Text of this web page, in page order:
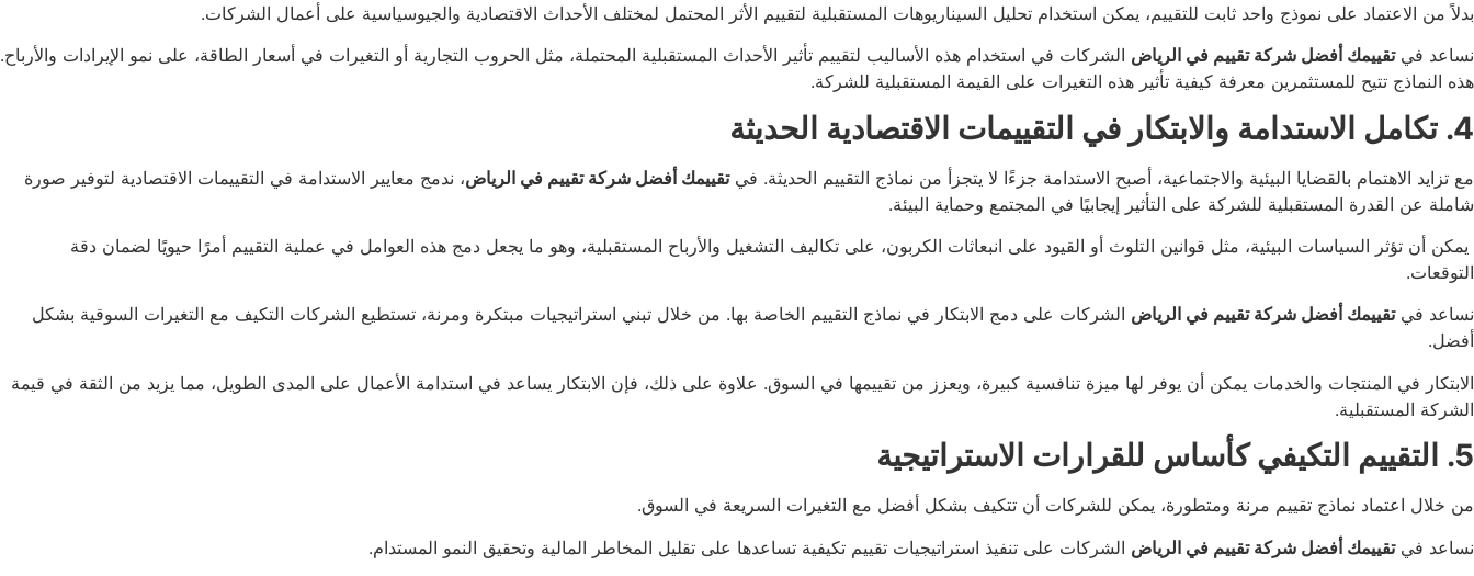
بدلاً من الاعتماد على نموذج واحد ثابت للتقييم، يمكن استخدام تحليل السيناريوهات المستقبلية لتقييم الأثر المحتمل لمختلف الأحداث الاقتصادية والجيوسياسية على أعمال الشركات.
نساعد فيتقييمك أفضل شركة تقييم في الرياض الشركات في استخدام هذه الأساليب لتقييم تأثير الأحداث المستقبلية المحتملة، مثل الحروب التجارية أو التغيرات في أسعار الطاقة، على نمو الإيرادات والأرباح.
هذه النماذج تتيح للمستثمرين معرفة كيفية تأثير هذه التغيرات على القيمة المستقبلية للشركة.
4. تكامل الاستدامة والابتكار في التقييمات الاقتصادية الحديثة
مع تزايد الاهتمام بالقضايا البيئية والاجتماعية، أصبح الاستدامة جزءًا لا يتجزأ من نماذج التقييم الحديثة. فيتقييمك أفضل شركة تقييم في الرياض، ندمج معايير الاستدامة في التقييمات الاقتصادية لتوفير صورة
شاملة عن القدرة المستقبلية للشركة على التأثير إيجابيًا في المجتمع وحماية البيئة.
يمكن أن تؤثر السياسات البيئية، مثل قوانين التلوث أو القيود على انبعاثات الكربون، على تكاليف التشغيل والأرباح المستقبلية، وهو ما يجعل دمج هذه العوامل في عملية التقييم أمرًا حيويًا لضمان دقة
التوقعات.
نساعد فيتقييمك أفضل شركة تقييم في الرياض الشركات على دمج الابتكار في نماذج التقييم الخاصة بها. من خلال تبني استراتيجيات مبتكرة ومرنة، تستطيع الشركات التكيف مع التغيرات السوقية بشكل
أفضل.
الابتكار في المنتجات والخدمات يمكن أن يوفر لها ميزة تنافسية كبيرة، ويعزز من تقييمها في السوق. علاوة على ذلك، فإن الابتكار يساعد في استدامة الأعمال على المدى الطويل، مما يزيد من الثقة في قيمة
الشركة المستقبلية.
5. التقييم التكيفي كأساس للقرارات الاستراتيجية
من خلال اعتماد نماذج تقييم مرنة ومتطورة، يمكن للشركات أن تتكيف بشكل أفضل مع التغيرات السريعة في السوق.
نساعد فيتقييمك أفضل شركة تقييم في الرياض الشركات على تنفيذ استراتيجيات تقييم تكيفية تساعدها على تقليل المخاطر المالية وتحقيق النمو المستدام.